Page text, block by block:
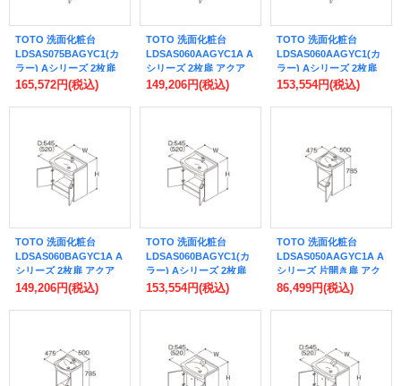
TOTO 洗面化粧台
LDSAS075BAGYC1(カ
ラー) Aシリーズ 2枚扉
アクアオート(自動水栓)
ボウル高さ800mm 受注
165,572円(税込)
TOTO 洗面化粧台
LDSAS060AAGYC1A A
シリーズ 2枚扉 アクア
オート(自動水栓) 床給水
高さ750mm 受注生産品
149,206円(税込)
TOTO 洗面化粧台
LDSAS060AAGYC1(カ
ラー) Aシリーズ 2枚扉
アクアオート(自動水栓)
ボウル高さ750mm 受注
153,554円(税込)
TOTO 洗面化粧台
LDSAS060BAGYC1A A
シリーズ 2枚扉 アクア
オート(自動水栓) 床給水
高さ800mm 受注生産品
149,206円(税込)
TOTO 洗面化粧台
LDSAS060BAGYC1(カ
ラー) Aシリーズ 2枚扉
アクアオート(自動水栓)
ボウル高さ800mm 受注
153,554円(税込)
TOTO 洗面化粧台
LDSAS050AAGYC1A A
シリーズ 片開き扉 アク
アオート(自動水栓) 単水
洗面ボウル高さ750mm
86,499円(税込)